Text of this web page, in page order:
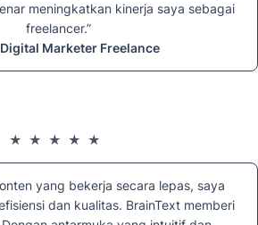
meningkatkan kinerja saya sebagai
freelancer.”
Marketer Freelance
★★★★★
yang bekerja secara lepas, saya
dan kualitas. BrainText memberi